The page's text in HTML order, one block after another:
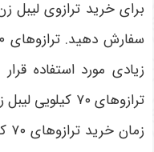
زیادی مورد استفاده
ترازوهای ۷۰